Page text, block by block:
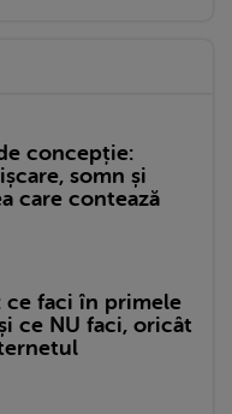
concepție:
somn și
care contează
ce faci în primele
ce NU faci, oricât